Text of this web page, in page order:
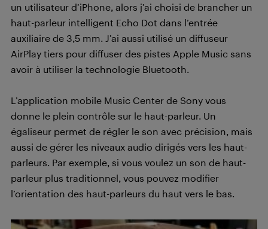
un utilisateur d’iPhone, alors j’ai choisi de brancher un
haut-parleur intelligent Echo Dot dans l’entrée
auxiliaire de 3,5 mm. J’ai aussi utilisé un diffuseur
AirPlay tiers pour diffuser des pistes Apple Music sans
avoir à utiliser la technologie Bluetooth.
L’application mobile Music Center de Sony vous
donne le plein contrôle sur le haut-parleur. Un
égaliseur permet de régler le son avec précision, mais
aussi de gérer les niveaux audio dirigés vers les haut-
parleurs. Par exemple, si vous voulez un son de haut-
parleur plus traditionnel, vous pouvez modifier
l’orientation des haut-parleurs du haut vers le bas.